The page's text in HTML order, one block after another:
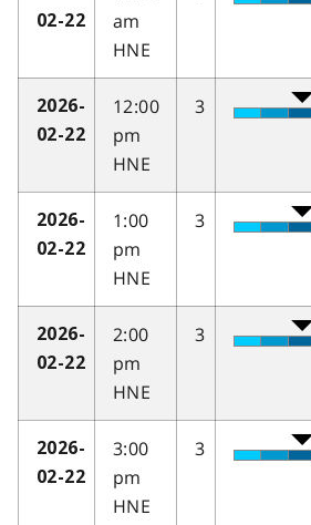
02-22
am
HNE
2026-
02-22
12:00
pm
HNE
3
2026-
02-22
1:00
pm
HNE
3
2026-
02-22
2:00
pm
HNE
3
2026-
02-22
3:00
pm
HNE
3